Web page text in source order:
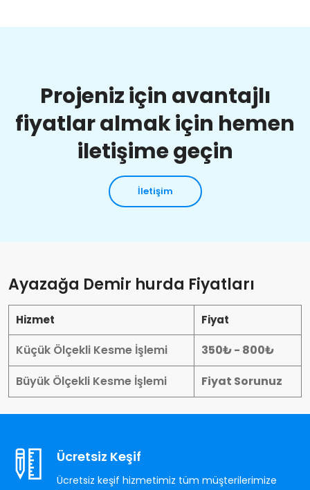
Projeniz için avantajlı
fiyatlar almak için hemen
iletişime geçin
İletişim
Ayazağa Demir hurda Fiyatları
Hizmet Fiyat
Küçük Ölçekli Kesme İşlemi
350₺ - 800₺
Büyük Ölçekli Kesme İşlemi
Fiyat Sorunuz
Ücretsiz Keşif
Ücretsiz keşif hizmetimiz tüm müşterilerimize